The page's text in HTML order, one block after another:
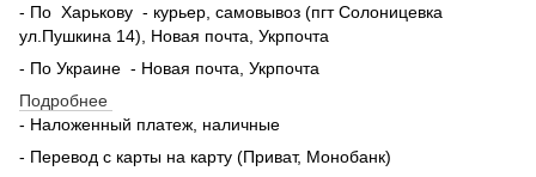
- По Харькову - курьер, самовывоз (пгт Солоницевка
ул.Пушкина 14), Новая почта, Укрпочта
- По Украине - Новая почта, Укрпочта
Подробнее
- Наложенный платеж, наличные
- Перевод с карты на карту (Приват, Монобанк)